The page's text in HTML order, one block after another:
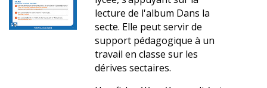
lecture de l'album Dans la
secte. Elle peut servir de
support pédagogique à un
travail en classe sur les
dérives sectaires.